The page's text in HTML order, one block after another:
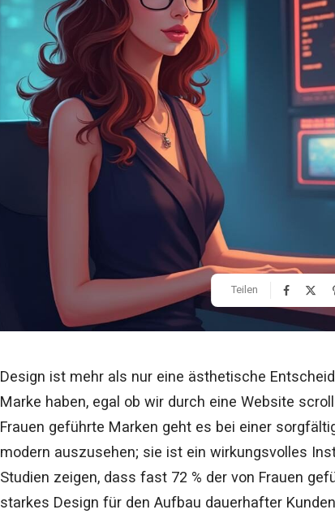
Teilen
Design ist mehr als nur eine ästhetische
Marke haben, egal ob wir durch eine Website
Frauen geführte Marken geht es bei einer
modern auszusehen; sie ist ein wirkungsvolles
Studien zeigen, dass fast 72 % der von Frauen
starkes Design für den Aufbau dauerhafter